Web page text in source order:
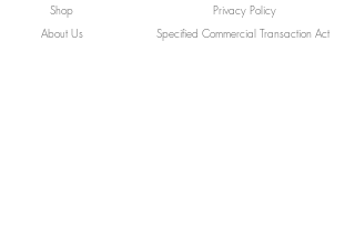
Shop
About Us
Privacy Policy
Specified Commercial Transaction Act